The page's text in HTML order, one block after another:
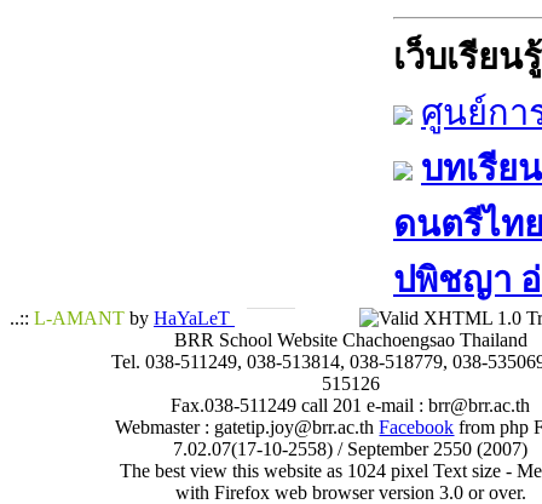
เว็บเรียนรู้
ศูนย์กา
บทเรีย
ดนตรีไท
ปพิชญา​ อ่
..:: L-AMANT by HaYaLeT
BRR School Website Chachoengsao Thailand
Tel. 038-511249, 038-513814, 038-518779, 038-
515126
Fax.038-511249 call 201 e-mail : brr@brr.ac.th
Webmaster : gatetip.joy@brr.ac.thFacebook from php
7.02.07(17-10-2558) / September 2550 (2007)
The best view this website as 1024 pixel Text size -
with Firefox web browser version 3.0 or over.